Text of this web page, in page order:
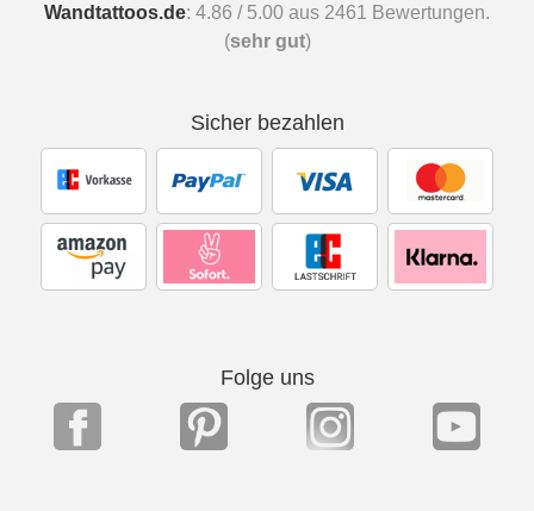
Wandtattoos.de: 4.86 / 5.00 aus 2461
Bewertungen.
(sehr gut)
Sicher bezahlen
Folge uns